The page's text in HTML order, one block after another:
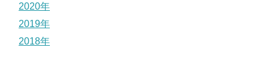
2020年
2019年
2018年